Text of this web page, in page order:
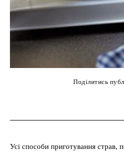
Поділитись
Усі способи приготування страв,